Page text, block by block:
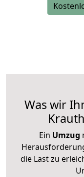
Was wir
Ein Umzug
die Last zu